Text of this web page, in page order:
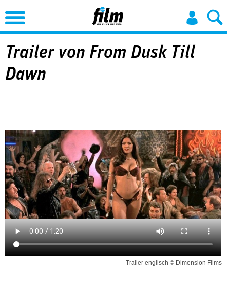
Jump to Navigation
Trailer von From Dusk Till
Dawn
Trailer englisch © Dimension Films